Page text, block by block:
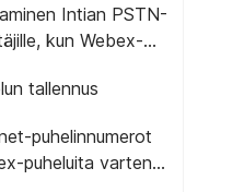
Intian PSTN-
kun Webex-
on roaming-
tallennus
puhelinnumerot
puheluita varten